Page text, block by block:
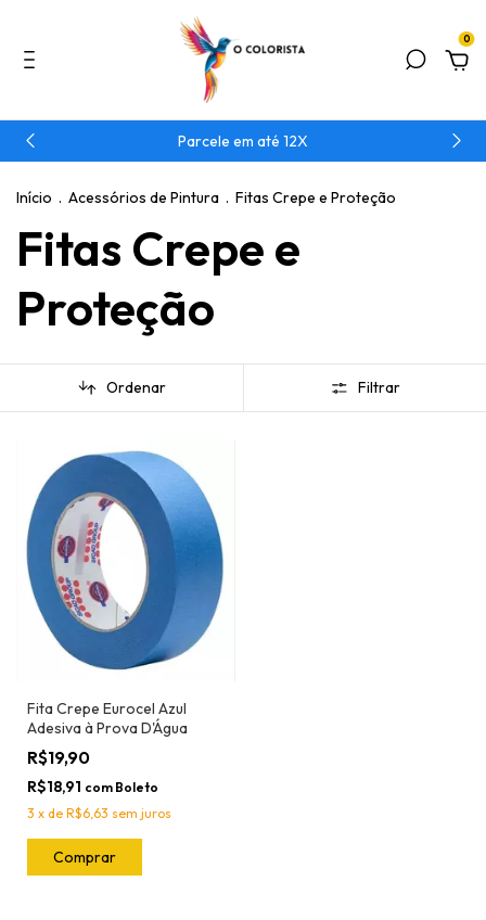
0
Parcele em até 12X
Início . Acessórios de Pintura . Fitas Crepe e Proteção
Fitas Crepe e
Proteção
Ordenar Filtrar
Fita Crepe Eurocel Azul
Adesiva à Prova D'Água
R$19,90
R$18,91 com Boleto
3 x de R$6,63 sem juros
Comprar